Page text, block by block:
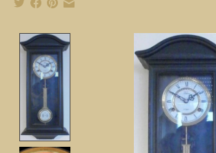
Product image slideshow